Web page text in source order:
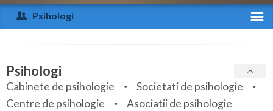
Arad
Arges
Bihor
Bistrita-Nasaud
Psihologi
Specialitati
Servicii
Psihologi
Cabinete de psihologie
Societati de psihologie
Centre de psihologie
Asociatii de psihologie